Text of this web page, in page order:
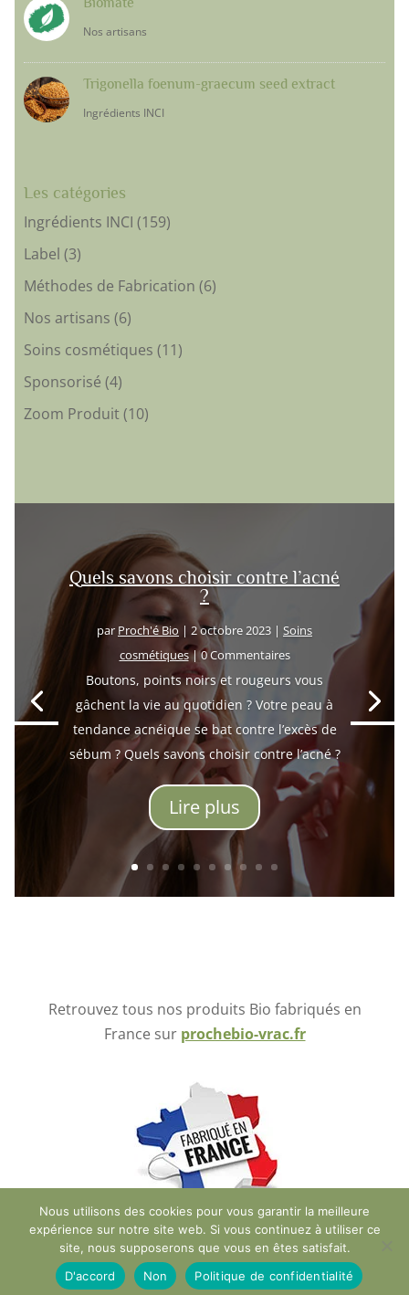
Nos artisans
Trigonella foenum-graecum seed extract
Ingrédients INCI
Les catégories
Ingrédients INCI (159)
Label (3)
Méthodes de Fabrication (6)
Nos artisans (6)
Soins cosmétiques (11)
Sponsorisé (4)
Zoom Produit(10)
Quels savons choisir contre l’acné
?
par Proch'é Bio | 2 octobre 2023 | Soins
cosmétiques| 0 Commentaires
Boutons, points noirs et rougeurs vous
gâchent la vie au quotidien ? Votre peau à
tendance acnéique se bat contre l’excès de
sébum ? Quels savons choisir contre l’acné ?
Lire plus
Retrouvez tous nos produits Bio fabriqués en
France sur prochebio-vrac.fr
Réalisé parj-w-d.fr
Nous utilisons des cookies pour vous garantir la meilleure
expérience sur notre site web. Si vous continuez à utiliser ce
site, nous supposerons que vous en êtes satisfait.
D'accord
Non Politique de confidentialité